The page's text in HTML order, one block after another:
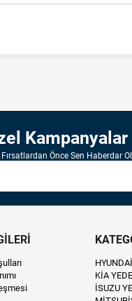
Kampanyalar
Önce Sen Haberdar
KİA
İSUZU